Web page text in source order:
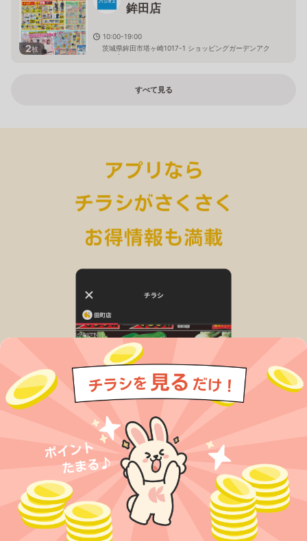
2枚
鉾田店
10:00-19:00
茨城県鉾田市塔ヶ崎1017-1 ショッピングガーデンアク
ロス内
すべて見る